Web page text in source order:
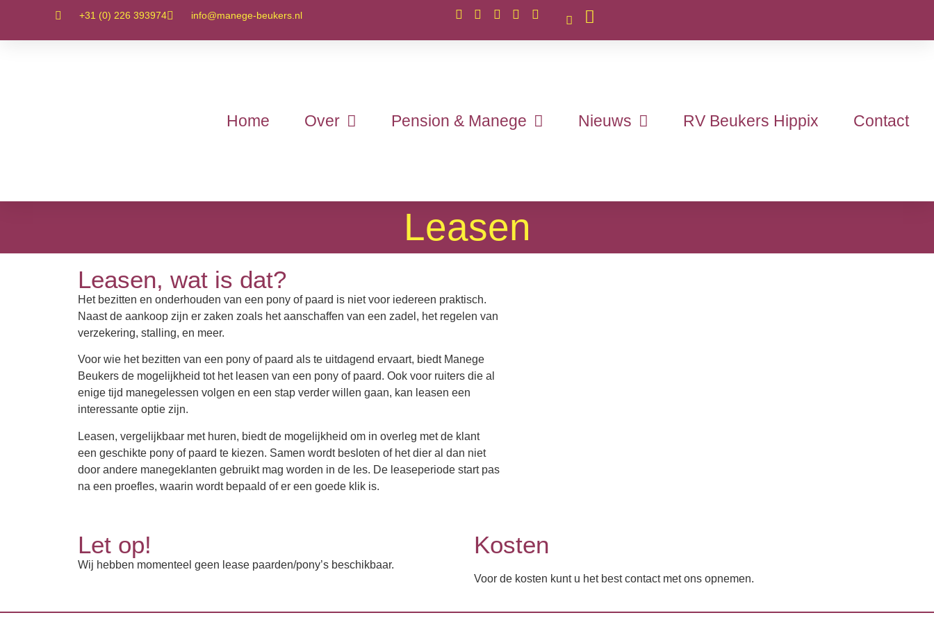
+31 (0) 226 393974 info@manege-beukers.nl
Home Over Pension & Manege Nieuws RV Beukers Hippix Contact
Leasen
Leasen, wat is dat?
Het bezitten en onderhouden van een pony of paard is niet voor iedereen praktisch.
Naast de aankoop zijn er zaken zoals het aanschaffen van een zadel, het regelen van
verzekering, stalling, en meer.
Voor wie het bezitten van een pony of paard als te uitdagend ervaart, biedt Manege
Beukers de mogelijkheid tot het leasen van een pony of paard. Ook voor ruiters die al
enige tijd manegelessen volgen en een stap verder willen gaan, kan leasen een
interessante optie zijn.
Leasen, vergelijkbaar met huren, biedt de mogelijkheid om in overleg met de klant
een geschikte pony of paard te kiezen. Samen wordt besloten of het dier al dan niet
door andere manegeklanten gebruikt mag worden in de les. De leaseperiode start pas
na een proefles, waarin wordt bepaald of er een goede klik is.
Let op!
Wij hebben momenteel geen lease paarden/pony’s beschikbaar.
Kosten
Voor de kosten kunt u het best contact met ons opnemen.